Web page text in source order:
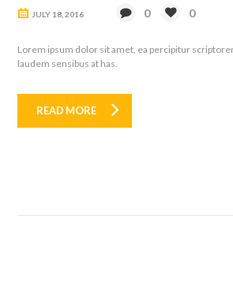
JULY 18, 2016 0 0
Lorem ipsum dolor sit amet, ea percipitur
laudem sensibus at has.
READ MORE